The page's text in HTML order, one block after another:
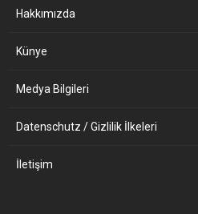
Hakkımızda
Künye
Medya Bilgileri
Datenschutz / Gizlilik İlkeleri
İletişim